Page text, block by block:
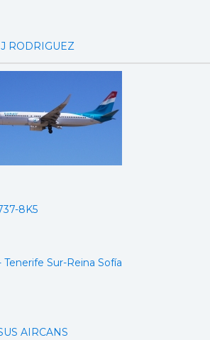
RODRIGUEZ
8K5
Tenerife Sur-Reina Sofía
AIRCANS